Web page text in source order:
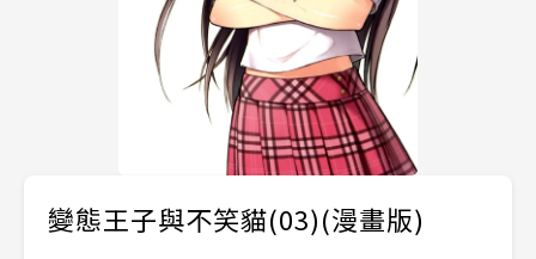
變態王子與不笑貓(03)(漫畫版)